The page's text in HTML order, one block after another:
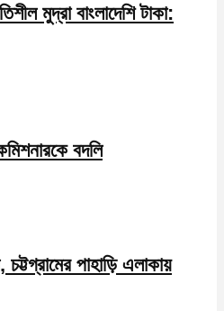
মুদ্রা বাংলাদেশি টাকা:
বদলি
পাহাড়ি এলাকায়